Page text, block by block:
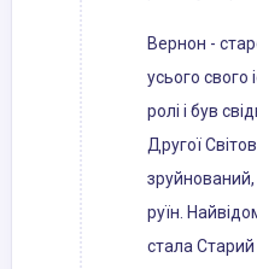
Вернон -
усього свого
ролі і був
Другої
руїн.
стала